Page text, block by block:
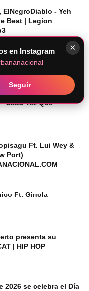
ElNegroDiablo - Yeh
Beat | Legion
Nuestro Final
Oficial]
Cada Vez Que
Ft. Lui Wey &
Port)
Ft. Ginola
presenta su
| HIP HOP
2026 se celebra el Día
×
en Instagram
Seguir